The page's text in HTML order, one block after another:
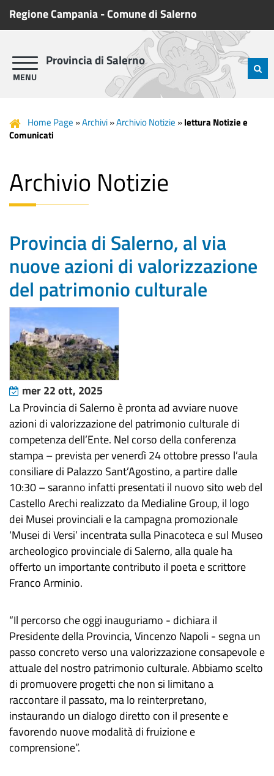
Regione Campania-Comune di Salerno
Provincia di Salerno
Home Page »Archivi»Archivio Notizie »lettura Notizie e
Comunicati
Archivio Notizie
Provincia di Salerno, al via
nuove azioni di valorizzazione
del patrimonio culturale
mer 22 ott, 2025
La Provincia di Salerno è pronta ad avviare nuove
azioni di valorizzazione del patrimonio culturale di
competenza dell’Ente. Nel corso della conferenza
stampa – prevista per venerdì 24 ottobre presso l’aula
consiliare di Palazzo Sant’Agostino, a partire dalle
10:30 – saranno infatti presentati il nuovo sito web del
Castello Arechi realizzato da Medialine Group, il logo
dei Musei provinciali e la campagna promozionale
‘Musei di Versi’ incentrata sulla Pinacoteca e sul Museo
archeologico provinciale di Salerno, alla quale ha
offerto un importante contributo il poeta e scrittore
Franco Arminio.
“Il percorso che oggi inauguriamo - dichiara il
Presidente della Provincia, Vincenzo Napoli - segna un
passo concreto verso una valorizzazione consapevole e
attuale del nostro patrimonio culturale. Abbiamo scelto
di promuovere progetti che non si limitano a
raccontare il passato, ma lo reinterpretano,
instaurando un dialogo diretto con il presente e
favorendo nuove modalità di fruizione e
comprensione”.